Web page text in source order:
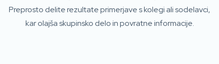
Preprosto delite rezultate primerjave s kolegi ali sodelavci,
kar olajša skupinsko delo in povratne informacije.